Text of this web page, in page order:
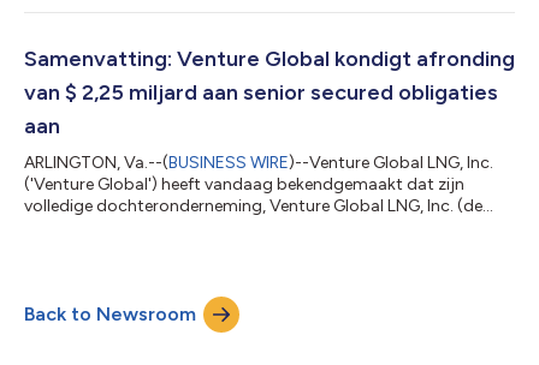
van ongeveer vijf jaar, met ingang van 2026, te leveren uit de
vormen een aanvulling op de bestaande langlopende koop- en
verkoopovereenkomsten (S...
Samenvatting: Venture Global kondigt afronding
van $ 2,25 miljard aan senior secured obligaties
aan
ARLINGTON, Va.--(BUSINESS WIRE)--Venture Global LNG, Inc.
('Venture Global') heeft vandaag bekendgemaakt dat zijn
volledige dochteronderneming, Venture Global LNG, Inc. (de
secured obligaties met een totale hoofdsom van $ 1,125 miljard
en een rente van 6,625%, met een looptijd tot 2036 (de
Back to Newsroom